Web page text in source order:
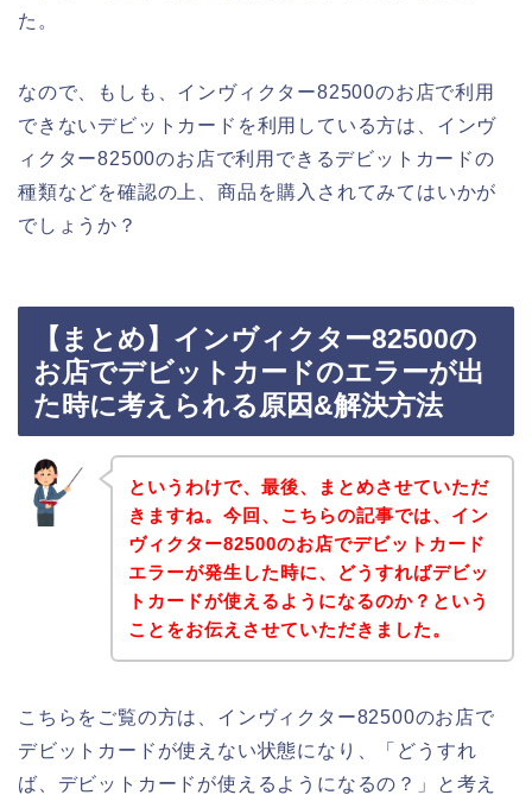
た。
なので、もしも、インヴィクター82500のお店で利用
できないデビットカードを利用している方は、インヴ
ィクター82500のお店で利用できるデビットカードの
種類などを確認の上、商品を購入されてみてはいかが
でしょうか？
【まとめ】インヴィクター82500の
お店でデビットカードのエラーが出
た時に考えられる原因&解決方法
というわけで、最後、まとめさせていただ
きますね。今回、こちらの記事では、イン
ヴィクター82500のお店でデビットカード
エラーが発生した時に、どうすればデビッ
トカードが使えるようになるのか？という
ことをお伝えさせていただきました。
こちらをご覧の方は、インヴィクター82500のお店で
デビットカードが使えない状態になり、「どうすれ
ば、デビットカードが使えるようになるの？」と考え